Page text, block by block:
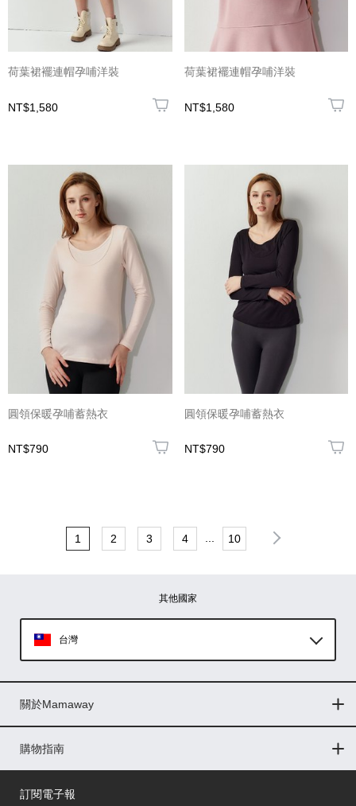
荷葉裙襬連帽孕哺洋裝
NT$1,580
荷葉裙襬連帽孕哺洋裝
NT$1,580
圓領保暖孕哺蓄熱衣
NT$790
圓領保暖孕哺蓄熱衣
NT$790
1 2 3 4 10
其他國家
台灣
印尼
菲律賓
馬來西亞
關於Mamaway
門市據點
最新消息
品牌故事
人力招募
媒體花絮
隱私權聲明
CSR企業社會責任
購物指南
購物常見問題
退換貨問題
儲值金使用條款
購買儲值金
發票問題
會員權益
線上留言
吸乳器-免費體驗
訂閱電子報